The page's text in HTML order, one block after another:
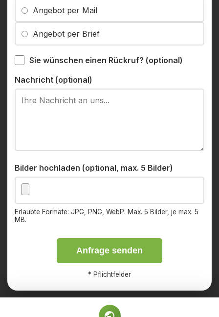
Angebot per Mail
Angebot per Brief
Sie wünschen einen Rückruf? (optional)
Nachricht (optional)
Bilder hochladen (optional, max. 5 Bilder)
Erlaubte Formate: JPG, PNG, WebP. Max. 5 Bilder, je max. 5
MB.
Anfrage senden
* Pflichtfelder